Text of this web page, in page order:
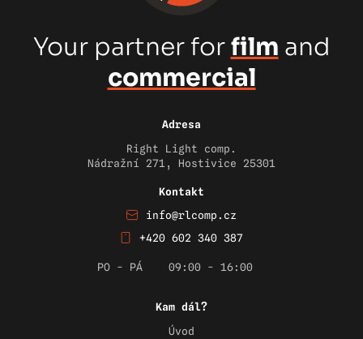
Your partner forfilm and
commercial
Adresa
Right Light comp.
Nádražní 271, Hostivice 25301
Kontakt
info@rlcomp.cz
+420 602 340 387
PO - PÁ 09:00 - 16:00
Kam dál?
Úvod